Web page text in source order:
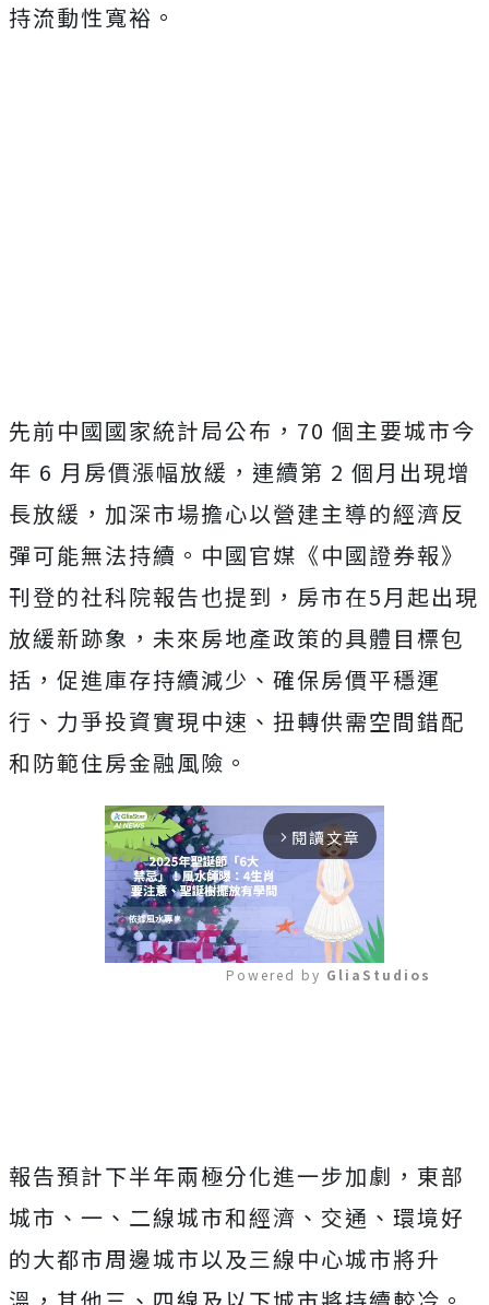
持流動性寬裕。
先前中國國家統計局公布，70 個主要城市今
年 6 月房價漲幅放緩，連續第 2 個月出現增
長放緩，加深市場擔心以營建主導的經濟反
彈可能無法持續。中國官媒《中國證券報》
刊登的社科院報告也提到，房市在5月起出現
放緩新跡象，未來房地產政策的具體目標包
括，促進庫存持續減少、確保房價平穩運
行、力爭投資實現中速、扭轉供需空間錯配
和防範住房金融風險。
arrow_forward_ios 閱讀文章
Powered by GliaStudios
報告預計下半年兩極分化進一步加劇，東部
城市、一、二線城市和經濟、交通、環境好
的大都市周邊城市以及三線中心城市將升